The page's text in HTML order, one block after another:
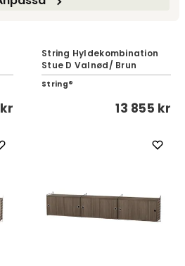
String Hyldekombination
Stue D Valnød/ Brun
String®
13 855 kr